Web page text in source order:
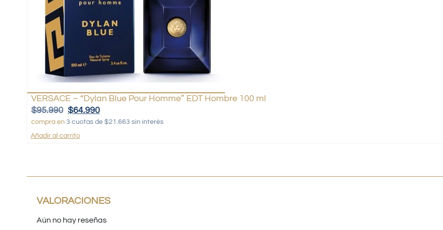
VERSACE – “Dylan Blue Pour Homme” EDT Hombre 100 ml
$95.990 $64.990
compra en 3 cuotas de $21.663 sin interés
Añadir al carrito
VALORACIONES
Aún no hay reseñas